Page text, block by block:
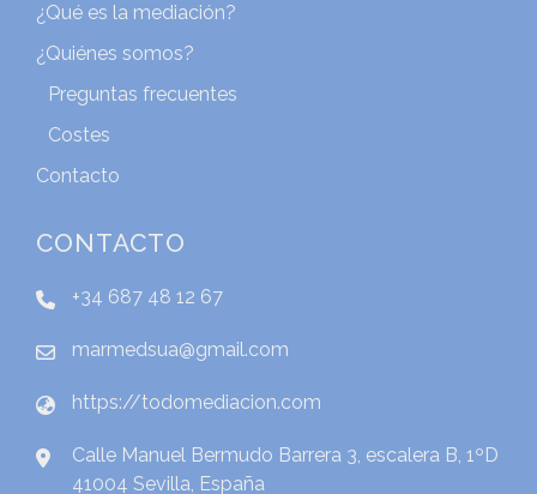
¿Qué es la mediación?
¿Quiénes somos?
Preguntas frecuentes
Costes
Contacto
CONTACTO
+34 687 48 12 67
marmedsua@gmail.com
https://todomediacion.com
Calle Manuel Bermudo Barrera 3, escalera B, 1ºD
41004 Sevilla, España